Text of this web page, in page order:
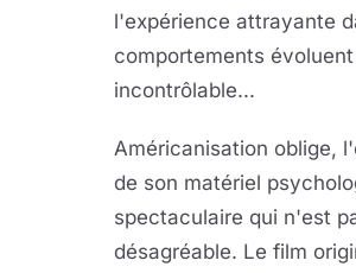
l'expérience attrayante
comportements
incontrôlable...
Américanisation oblige,
de son matériel
spectaculaire qui n'est
désagréable. Le film